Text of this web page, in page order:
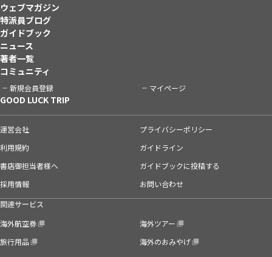
ウェブマガジン
特派員ブログ
ガイドブック
ニュース
著者一覧
コミュニティ
新規会員登録 マイページ
GOOD LUCK TRIP
運営会社
プライバシーポリシー
利用規約
ガイドライン
書店御担当者様へ
ガイドブックに投稿する
採用情報
お問い合わせ
関連サービス
海外航空券
海外ツアー
旅行用品
海外のおみやげ